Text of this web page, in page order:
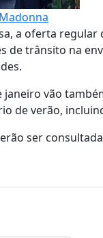
a oferta
de trânsito na
janeiro vão
de verão,
ser